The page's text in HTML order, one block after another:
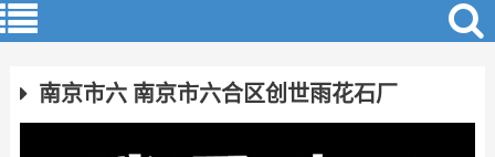
南京市六 南京市六合区创世雨花石厂